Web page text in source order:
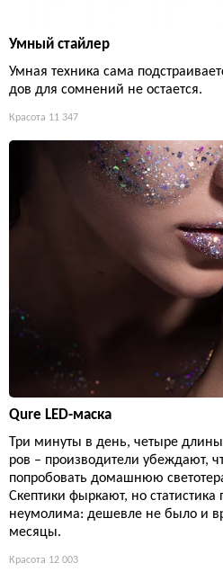
Умный стайлер
Умная техника сама
дов для сомнений не остается.
Красота 11 347
Qure LED-маска
Три минуты в день, четыре
ров – производители убеждают,
попробовать домашнюю
Скептики фыркают, но
неумолима: дешевле не было и
месяцы.
Красота 12 003